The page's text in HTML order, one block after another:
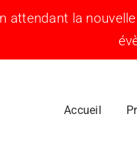
attendant la
Accueil